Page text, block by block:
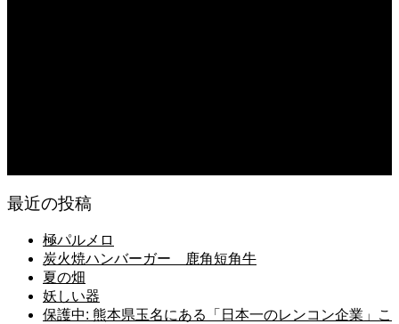
最近の投稿
極パルメロ
炭火焼ハンバーガー 鹿角短角牛
夏の畑
妖しい器
保護中: 熊本県玉名にある「日本一のレンコン企業」こ